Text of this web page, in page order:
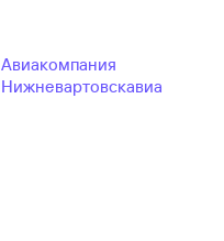
Авиакомпания
Нижневартовскавиа